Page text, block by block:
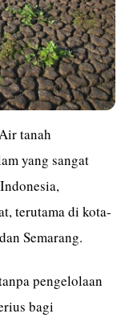
tanah
yang sangat
terutama di kota-
Semarang.
pengelolaan
bagi